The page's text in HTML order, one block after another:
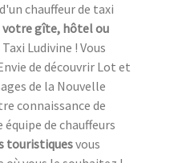
chauffeur de taxi
votre gîte, hôtel ou
Ludivine ! Vous
de découvrir Lot et
de la Nouvelle
connaissance de
de chauffeurs
touristiquesvous